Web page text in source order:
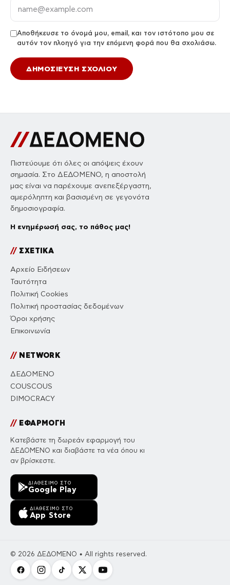
Αποθήκευσε το όνομά μου, email, και τον ιστότοπο μου σε
αυτόν τον πλοηγό για την επόμενη φορά που θα σχολιάσω.
Πιστεύουμε ότι όλες οι απόψεις έχουν
σημασία. Στο ΔΕΔΟΜΕΝΟ, η αποστολή
μας είναι να παρέχουμε ανεπεξέργαστη,
αμερόληπτη και βασισμένη σε γεγονότα
δημοσιογραφία.
Η ενημέρωσή σας, το πάθος μας!
//ΣΧΕΤΙΚΑ
Αρχείο Ειδήσεων
Ταυτότητα
Πολιτική Cookies
Πολιτική προστασίας δεδομένων
Όροι χρήσης
Επικοινωνία
//NETWORK
ΔΕΔΟΜΕΝΟ
COUSCOUS
DIMOCRACY
//ΕΦΑΡΜΟΓΗ
Κατεβάστε τη δωρεάν εφαρμογή του
ΔΕΔΟΜΕΝΟ και διαβάστε τα νέα όπου κι
αν βρίσκεστε.
ΔΙΑΘΈΣΙΜΟ ΣΤΟ
Google Play
ΔΙΑΘΈΣΙΜΟ ΣΤΟ
App Store
© 2026 ΔΕΔΟΜΕΝΟ • All rights reserved.